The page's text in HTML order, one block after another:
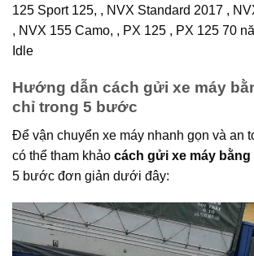
125 Sport 125, , NVX Standard 2017 ,
, NVX 155 Camo, , PX 125 , PX 125 70
Idle
Hướng dẫn cách gửi xe máy
chỉ trong 5 bước
Để vận chuyển xe máy nhanh gọn và an
có thể tham khảo cách gửi xe máy bằng
5 bước đơn giản dưới đây: